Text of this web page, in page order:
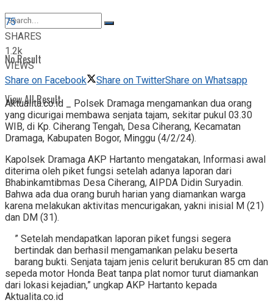
View All Result
No Result
View All Result
75
SHARES
1.2k
VIEWS
Share on Facebook
Share on TwitterShare on Whatsapp
Aktualita.co.id _ Polsek Dramaga mengamankan dua orang
yang dicurigai membawa senjata tajam, sekitar pukul 03.30
WIB, di Kp. Ciherang Tengah, Desa Ciherang, Kecamatan
Dramaga, Kabupaten Bogor, Minggu (4/2/24).
Kapolsek Dramaga AKP Hartanto mengatakan, Informasi awal
diterima oleh piket fungsi setelah adanya laporan dari
Bhabinkamtibmas Desa Ciherang, AIPDA Didin Suryadin.
Bahwa ada dua orang buruh harian yang diamankan warga
karena melakukan aktivitas mencurigakan, yakni inisial M (21)
dan DM (31).
” Setelah mendapatkan laporan piket fungsi segera
bertindak dan berhasil mengamankan pelaku beserta
barang bukti. Senjata tajam jenis celurit berukuran 85 cm dan
sepeda motor Honda Beat tanpa plat nomor turut diamankan
dari lokasi kejadian,” ungkap AKP Hartanto kepada
Aktualita.co.id